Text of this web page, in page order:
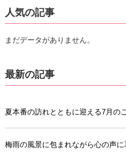
人気の記事
まだデータがありません。
最新の記事
夏本番の訪れとともに迎える7月の
梅雨の風景に包まれながら心の声に